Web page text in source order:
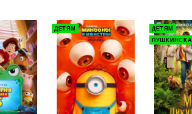
ДЕТЯМ
ДЕТЯМ